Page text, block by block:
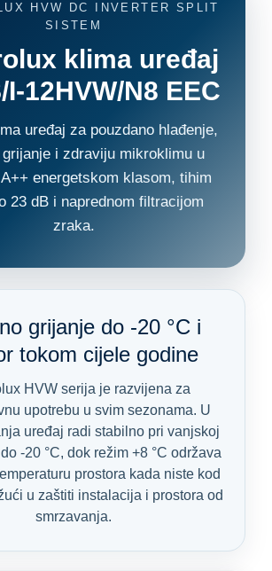
HVW DC INVERTER SPLIT
SISTEM
klima uređaj
I-12HVW/N8 EEC
uređaj za pouzdano hlađenje,
i zdraviju mikroklimu u
energetskom klasom, tihim
23 dB i naprednom filtracijom
zraka.
grijanje do -20 °C i
tokom cijele godine
HVW serija je razvijena za
upotrebu u svim sezonama. U
uređaj radi stabilno pri vanjskoj
-20 °C, dok režim +8 °C održava
prostora kada niste kod
u zaštiti instalacija i prostora od
smrzavanja.